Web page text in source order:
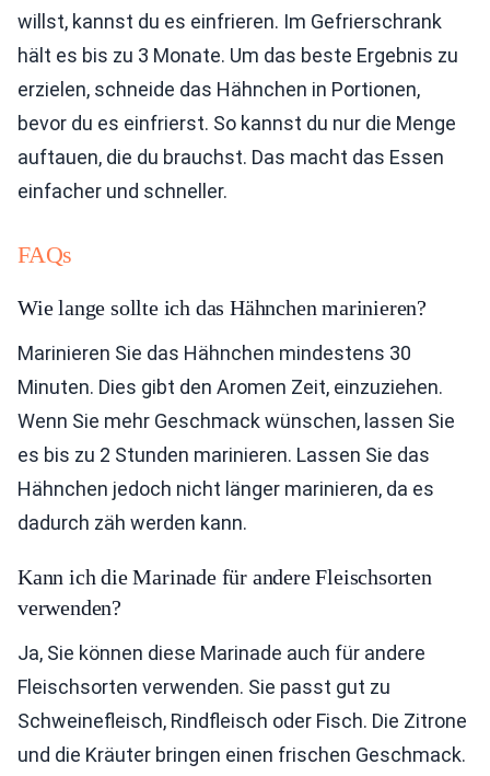
willst, kannst du es einfrieren. Im Gefrierschrank
hält es bis zu 3 Monate. Um das beste Ergebnis zu
erzielen, schneide das Hähnchen in Portionen,
bevor du es einfrierst. So kannst du nur die Menge
auftauen, die du brauchst. Das macht das Essen
einfacher und schneller.
FAQs
Wie lange sollte ich das Hähnchen marinieren?
Marinieren Sie das Hähnchen mindestens 30
Minuten. Dies gibt den Aromen Zeit, einzuziehen.
Wenn Sie mehr Geschmack wünschen, lassen Sie
es bis zu 2 Stunden marinieren. Lassen Sie das
Hähnchen jedoch nicht länger marinieren, da es
dadurch zäh werden kann.
Kann ich die Marinade für andere Fleischsorten
verwenden?
Ja, Sie können diese Marinade auch für andere
Fleischsorten verwenden. Sie passt gut zu
Schweinefleisch, Rindfleisch oder Fisch. Die Zitrone
und die Kräuter bringen einen frischen Geschmack.